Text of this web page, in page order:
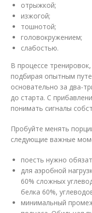
отрыжкой;
изжогой;
тошнотой;
головокружением;
слабостью.
В процессе
подбирая опытным
основательно за два-
до старта. С
понимать сигналы
Пробуйте менять
следующие важные
поесть нужно
для аэробной
60% сложных
белка 60%,
минимальный